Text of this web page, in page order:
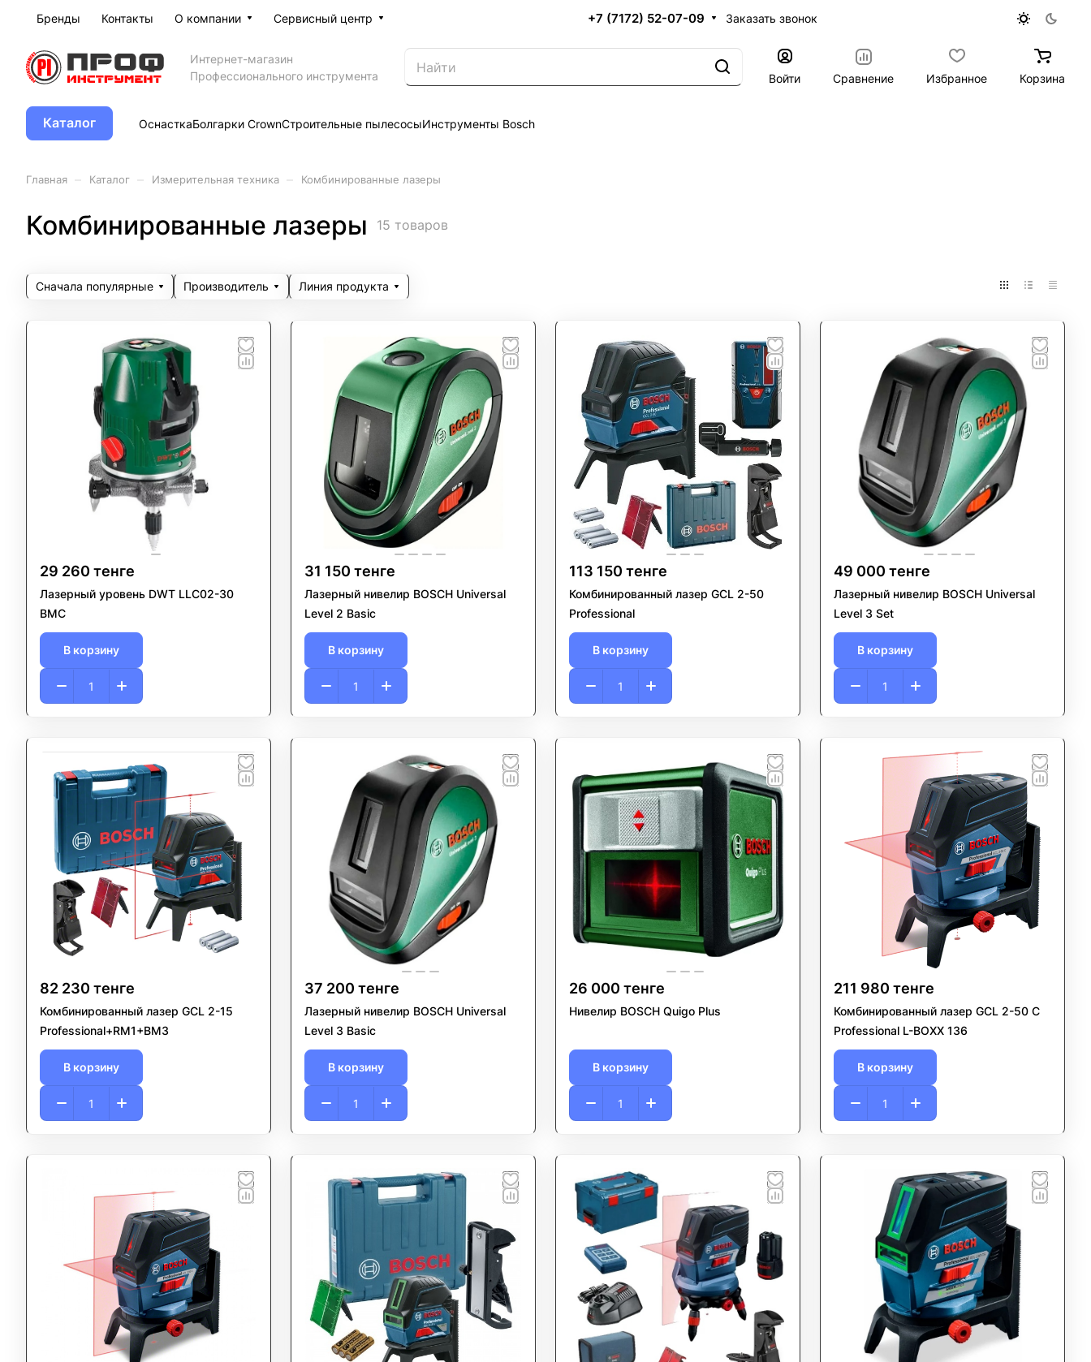
Бренды Контакты О компании Сервисный центр +7 (7172) 52-07-09 Заказать звонок
Интернет-магазин
Профессионального инструмента
Войти Сравнение Избранное Корзина
Каталог ОснасткаБолгарки CrownСтроительные пылесосыИнструменты Bosch
Главная Каталог Измерительная техника Комбинированные лазеры
Комбинированные лазеры 15 товаров
Сначала популярные Производитель Линия продукта
29 260 тенге
Лазерный уровень DWT LLC02-30
BMC
В корзину
31 150 тенге
Лазерный нивелир BOSCH Universal
Level 2 Basic
В корзину
113 150 тенге
Комбинированный лазер GCL 2-50
Professional
В корзину
49 000 тенге
Лазерный нивелир BOSCH Universal
Level 3 Set
В корзину
82 230 тенге
Комбинированный лазер GCL 2-15
Professional+RM1+BM3
В корзину
37 200 тенге
Лазерный нивелир BOSCH Universal
Level 3 Basic
В корзину
26 000 тенге
Нивелир BOSCH Quigo Plus
В корзину
211 980 тенге
Комбинированный лазер GCL 2-50 C
Professional L-BOXX 136
В корзину